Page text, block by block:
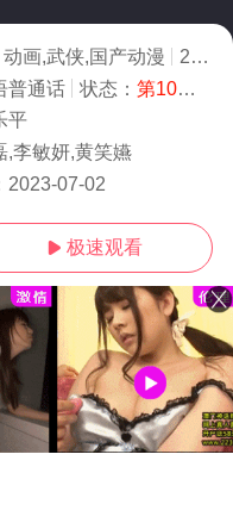
动画,武侠,国产动漫
2007
普通话 状态： 第10集
平
,李敏妍,黄笑嬿
2023-07-02
 极速观看